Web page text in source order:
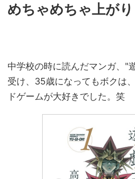
めちゃめちゃ上が
中学校の時に読んだマンガ、"
受け、35歳になってもボクは
ドゲームが大好きでした。笑